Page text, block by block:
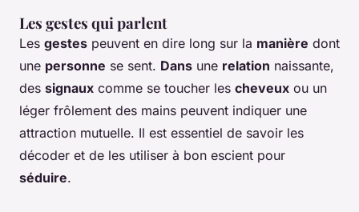
Les gestes qui parlent
Les gestes peuvent en dire long sur la manière dont
une personne se sent. Dans une relation naissante,
des signaux comme se toucher les cheveux ou un
léger frôlement des mains peuvent indiquer une
attraction mutuelle. Il est essentiel de savoir les
décoder et de les utiliser à bon escient pour
séduire.